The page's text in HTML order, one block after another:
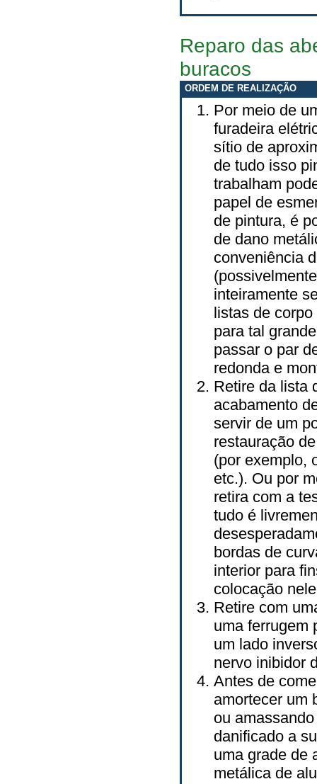
Reparo das
buracos
ORDEM DE REALIZAÇÃO
Por meio de
furadeira
sítio de
de tudo isso
trabalham
papel de
de pintura, é
de dano
conveniência
inteiramente
listas de
para tal
passar o par
redonda e
Retire da lista
acabamento
servir de um
restauração
(por exemplo,
etc.). Ou por
retira com a
tudo é
bordas de
interior para
colocação
Retire com
uma ferrugem
um lado
nervo inibidor
Antes de
amortecer um
ou
danificado a
uma grade de
metálica de